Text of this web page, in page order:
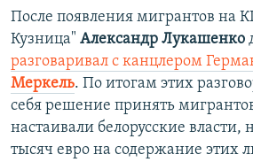
После появления мигрантов на
Кузница" Александр Лукашенко
разговаривал с канцлером
Меркель. По итогам этих
себя решение принять
настаивали белорусские власти,
тысяч евро на содержание этих